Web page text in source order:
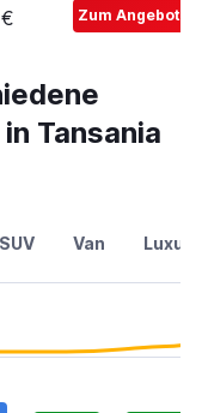
Zum Angebot
Tansania
SUV Van